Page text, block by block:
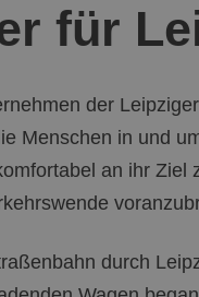
für
der
Menschen in und
an ihr
durch